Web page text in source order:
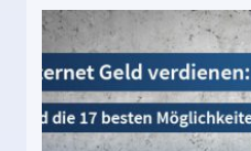
besten Möglichkeiten